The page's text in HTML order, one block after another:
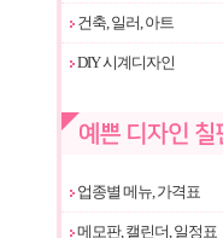
건축, 일러, 아트
DIY 시계디자인
업종별 메뉴, 가격표
메모판, 캘린더, 일정표